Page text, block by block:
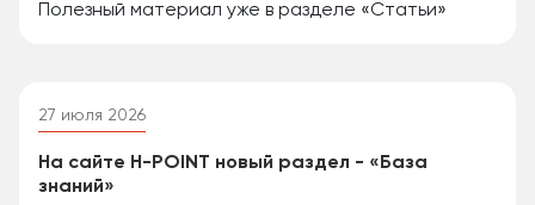
Полезный материал уже в разделе «Статьи»
27 июля 2026
На сайте H-POINT новый раздел - «База
знаний»